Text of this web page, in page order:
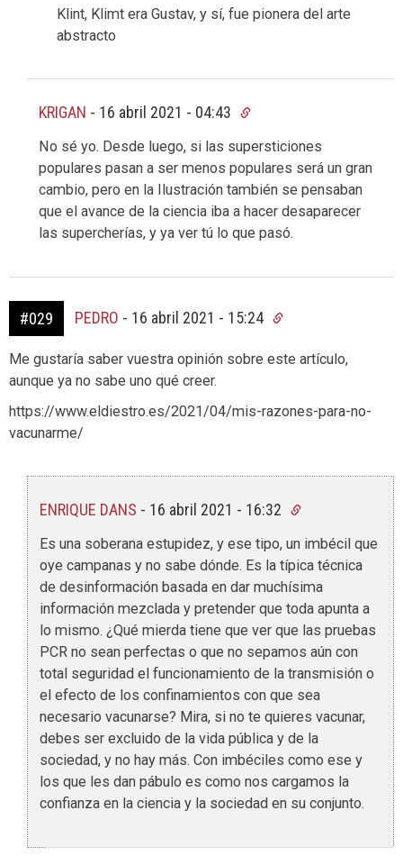
Klint, Klimt era Gustav, y sí, fue pionera del arte
abstracto
KRIGAN - 16 abril 2021 - 04:43
No sé yo. Desde luego, si las supersticiones
populares pasan a ser menos populares será un gran
cambio, pero en la Ilustración también se pensaban
que el avance de la ciencia iba a hacer desaparecer
las supercherías, y ya ver tú lo que pasó.
#029 PEDRO - 16 abril 2021 - 15:24
Me gustaría saber vuestra opinión sobre este artículo,
aunque ya no sabe uno qué creer.
https://www.eldiestro.es/2021/04/mis-razones-para-no-
vacunarme/
ENRIQUE DANS - 16 abril 2021 - 16:32
Es una soberana estupidez, y ese tipo, un imbécil que
oye campanas y no sabe dónde. Es la típica técnica
de desinformación basada en dar muchísima
información mezclada y pretender que toda apunta a
lo mismo. ¿Qué mierda tiene que ver que las pruebas
PCR no sean perfectas o que no sepamos aún con
total seguridad el funcionamiento de la transmisión o
el efecto de los confinamientos con que sea
necesario vacunarse? Mira, si no te quieres vacunar,
debes ser excluido de la vida pública y de la
sociedad, y no hay más. Con imbéciles como ese y
los que les dan pábulo es como nos cargamos la
confianza en la ciencia y la sociedad en su conjunto.